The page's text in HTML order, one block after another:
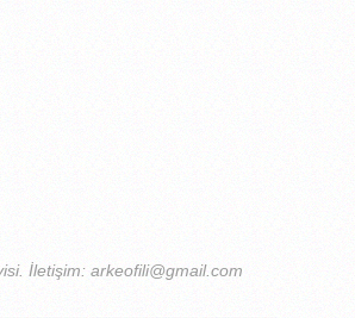
İletişim: arkeofili@gmail.com